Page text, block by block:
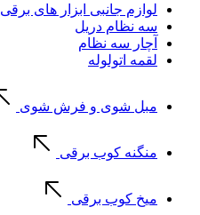
لوازم جانبی ابزار های برقی
سه نظام دریل
آچار سه نظام
لقمه اتولوله
مبل شوی و فرش شوی
منگنه کوب برقی
میخ کوب برقی